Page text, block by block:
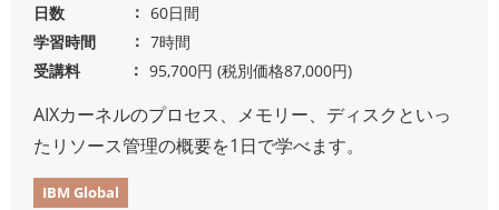
日数
60日間
学習時間
7時間
受講料
95,700円 (税別価格87,000円)
AIXカーネルのプロセス、メモリー、ディスクといっ
たリソース管理の概要を1日で学べます。
IBM Global